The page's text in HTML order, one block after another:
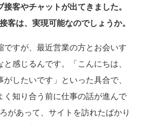
客やチャットが出てきました。
客は、実現可能なのでしょうか。
すが、最近営業の方とお会いす
感じるんです。「こんにちは、
したいです」といった具合で、
く知り合う前に仕事の話が進んで
があって、サイトを訪れたばかり